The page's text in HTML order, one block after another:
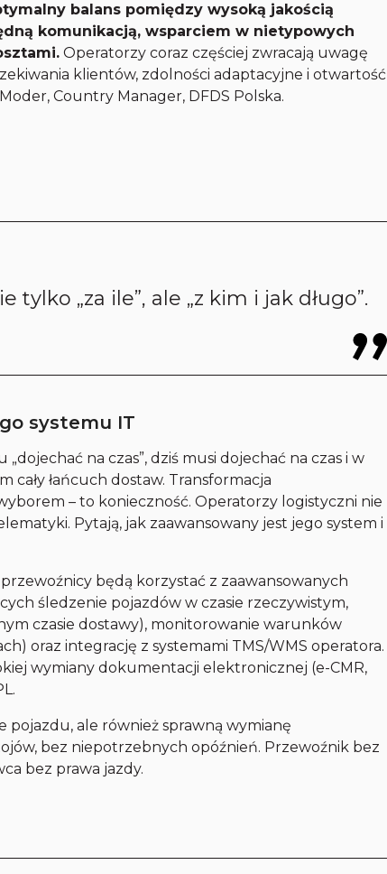
balans pomiędzy wysoką jakością
komunikacją, wsparciem w nietypowych
Operatorzy coraz częściej zwracają uwagę
klientów, zdolności adaptacyjne i otwartość
Country Manager, DFDS Polska.
tylko „za ile”, ale „z kim i jak długo”.
systemu IT
na czas”, dziś musi dojechać na czas i w
cały łańcuch dostaw. Transformacja
– to konieczność. Operatorzy logistyczni nie
Pytają, jak zaawansowany jest jego system i
będą korzystać z zaawansowanych
śledzenie pojazdów w czasie rzeczywistym,
czasie dostawy), monitorowanie warunków
oraz integrację z systemami TMS/WMS operatora.
wymiany dokumentacji elektronicznej (e-CMR,
pojazdu, ale również sprawną wymianę
bez niepotrzebnych opóźnień. Przewoźnik bez
bez prawa jazdy.